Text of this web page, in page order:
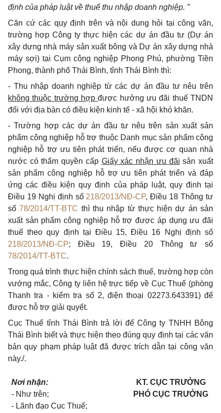
định của pháp luật về thuế thu nhập doanh nghiệp. ”
Căn cứ các quy định trên và nội dung hỏi tại công văn,
trường hợp Công ty thực hiện các dự án đầu tư (Dự án
xây dựng nhà máy sản xuất bông và Dự án xây dựng nhà
máy sợi) tại Cụm công nghiệp Phong Phú, phường Tiền
Phong, thành phố Thái Bình, tỉnh Thái Bình thì:
- Thu nhập doanh nghiệp từ các dự án đầu tư nêu trên
không thuộc trường hợpđược hưởng ưu đãi thuế TNDN
đối với địa bàn có điều kiện kinh tế - xã hội khó khăn.
- Trường hợp các dự án đầu tư nêu trên sản xuất sản
phẩm công nghiệp hỗ trợ thuộc Danh mục sản phẩm công
nghiệp hỗ trợ ưu tiên phát triển, nếu được cơ quan nhà
nước có thẩm quyền cấp Giấy xác nhận ưu đãi sản xuất
sản phẩm công nghiệp hỗ trợ ưu tiên phát triển và đáp
ứng các điều kiện quy định của pháp luật, quy định tại
Điều 19 Nghị định số 218/2013/NĐ-CP, Điều 18 Thông tư
số78/2014/TT-BTC thì thu nhập từ thực hiện dự án sản
xuất sản phẩm công nghiệp hỗ trợ được áp dụng ưu đãi
thuế theo quy định tại Điều 15, Điều 16 Nghị định số
218/2013/NĐ-CP; Điều 19, Điều 20 Thông tư số
78/2014/TT-BTC.
Trong quá trình thực hiện chính sách thuế, trường hợp còn
vướng mắc, Công ty liên hệ trực tiếp về Cục Thuế (phòng
Thanh tra - kiểm tra số 2, điện thoại 02273.643391) để
được hỗ trợ giải quyết.
Cục Thuế tỉnh Thái Bình trả lời để Công ty TNHH Bông
Thái Bình biết và thực hiện theo đúng quy định tại các văn
bản quy phạm pháp luật đã được trích dẫn tại công văn
này./.
Nơi nhận:
- Như trên;
- Lãnh đạo Cục Thuế;
KT. CỤC TRƯỞNG
PHÓ CỤC TRƯỞNG